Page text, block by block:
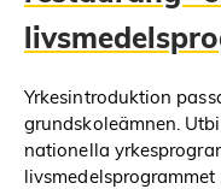
Yrkesintroduktion
grundskoleämnen.
nationella